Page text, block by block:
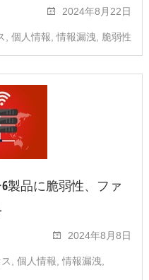
2024年8月22日
,個人情報 ,情報漏洩 脆弱性
製品に脆弱性、ファ
2024年8月8日
個人情報 ,情報漏洩